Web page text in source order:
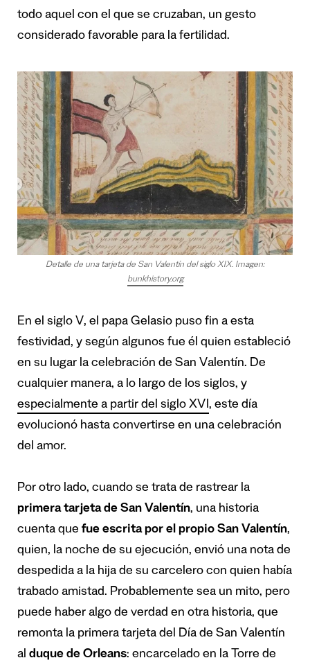
todo aquel con el que se cruzaban, un gesto
considerado favorable para la fertilidad.
Detalle de una tarjeta de San Valentín del siglo XIX. Imagen:
bunkhistory.org
En el siglo V, el papa Gelasio puso fin a esta
festividad, y según algunos fue él quien estableció
en su lugar la celebración de San Valentín. De
cualquier manera, a lo largo de los siglos, y
especialmente a partir del siglo XVI, este día
evolucionó hasta convertirse en una celebración
del amor.
Por otro lado, cuando se trata de rastrear la
primera tarjeta de San Valentín, una historia
cuenta que fue escrita por el propio San Valentín,
quien, la noche de su ejecución, envió una nota de
despedida a la hija de su carcelero con quien había
trabado amistad. Probablemente sea un mito, pero
puede haber algo de verdad en otra historia, que
remonta la primera tarjeta del Día de San Valentín
al duque de Orleans: encarcelado en la Torre de